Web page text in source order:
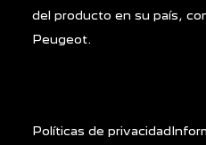
del producto en su país,
Peugeot.
Políticas de privacidad